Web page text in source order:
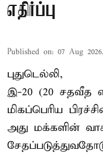
எதிர்ப்பு
Published on: 07 Aug
புதுடெல்லி,
இ-20 (20 சதவீத
மிகப்பெரிய
அது மக்களின்